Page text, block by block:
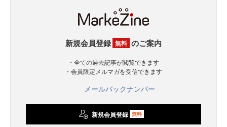
新規会員登録 無料 のご案内
・全ての過去記事が閲覧できます
・会員限定メルマガを受信できます
メールバックナンバー
新規会員登録 無料